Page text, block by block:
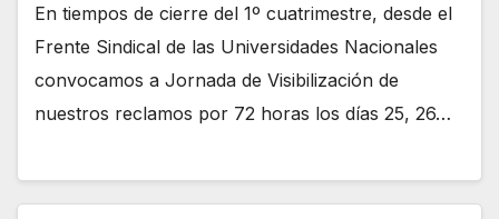
En tiempos de cierre del 1º cuatrimestre, desde el
Frente Sindical de las Universidades Nacionales
convocamos a Jornada de Visibilización de
nuestros reclamos por 72 horas los días 25, 26…